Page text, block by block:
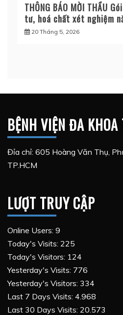
THÔNG BÁO MỜI THẦU
tư, hoá chất xét nghiệm
20 Tháng 5, 2026
BỆNH VIỆN ĐA
Đỉa chỉ: 605 Hoàng Văn Thụ,
TP.HCM
LƯỢT TRUY CẬP
Online Users: 9
Today's Visits: 225
Today's Visitors: 124
Yesterday's Visits: 776
Yesterday's Visitors: 334
Last 7 Days Visits: 4.968
Last 30 Days Visits: 20.573